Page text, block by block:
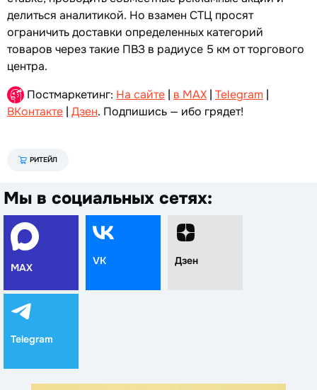
делиться аналитикой. Но взамен СТЦ просят
ограничить доставки определенных категорий
товаров через такие ПВЗ в радиусе 5 км от торгового
центра.
Постмаркетинг: На сайте | в MAX | Telegram |
ВКонтакте | Дзен. Подпишись — ибо грядет!
РИТЕЙЛ
Мы в социальных сетях:
MAX
VK Дзен
Telegram